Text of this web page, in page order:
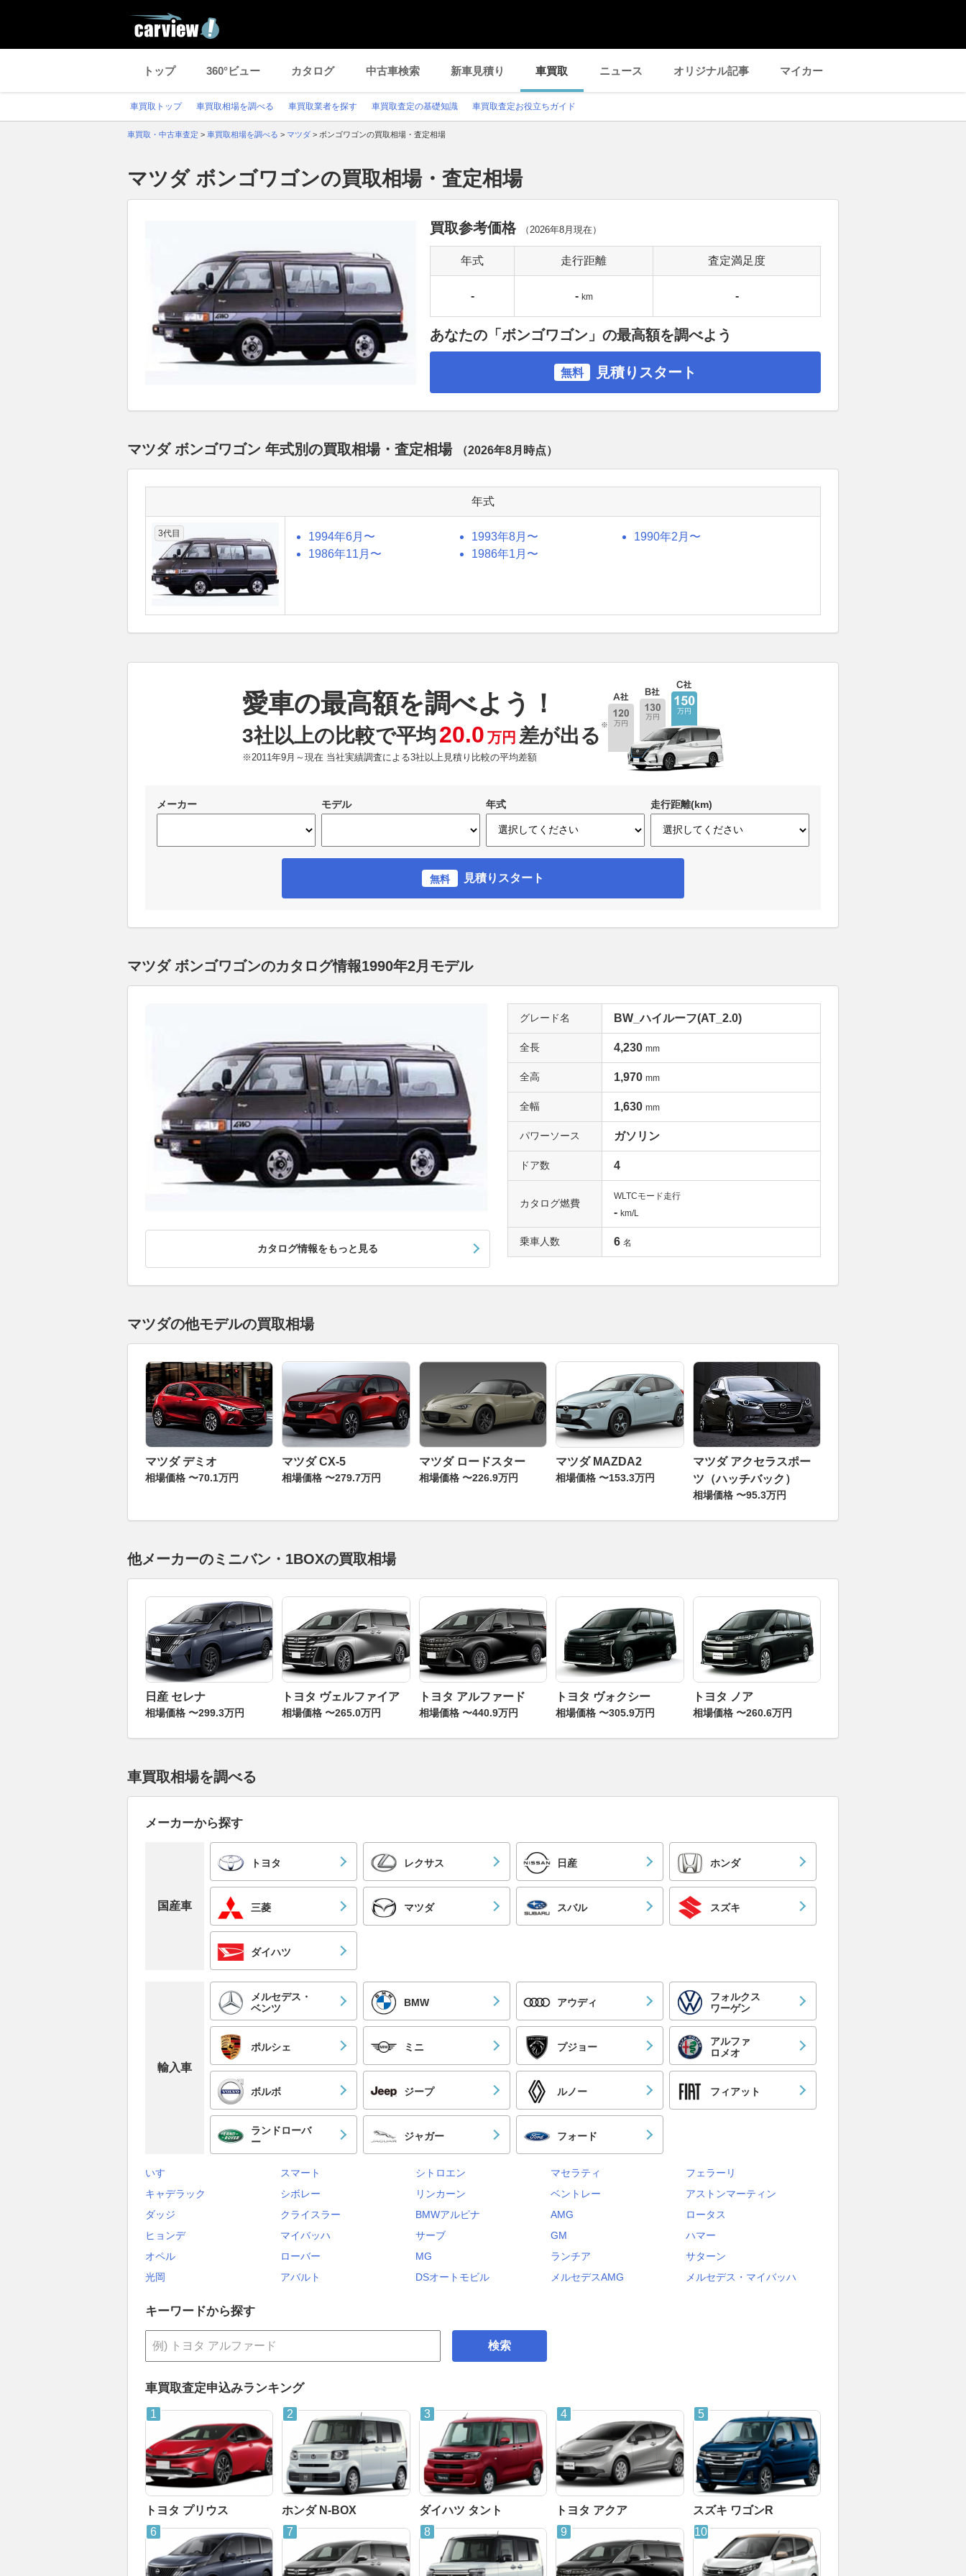
トップ 360°ビュー カタログ 中古車検索 新車見積り 車買取 ニュース オリジナル記事 マイカー
車買取トップ 車買取相場を調べる 車買取業者を探す 車買取査定の基礎知識 車買取査定お役立ちガイド
車買取・中古車査定 > 車買取相場を調べる > マツダ > ボンゴワゴンの買取相場・査定相場
マツダ ボンゴワゴンの買取相場・査定相場
買取参考価格 （2026年8月 現在）
年式 走行距離 査定満足度
- - km -
あなたの「ボンゴワゴン」の最高額を調べよう
無料 見積りスタート
マツダ ボンゴワゴン 年式別の買取相場・査定相場 （2026年8月 時点）
年式
3代目 1994年6月〜 1993年8月〜
1990年2月〜
1986年11月〜
1986年1月〜
愛車の最高額を調べよう！
3社以上の比較で平均20.0 万円 差が出る ※
※2011年9月～現在 当社実績調査による3社以上見積り比較の平均差額
メーカー モデル 年式 走行距離(km)
無料 見積りスタート
マツダ ボンゴワゴンのカタログ情報1990年2月モデル
カタログ情報をもっと見る
グレード名 BW_ハイルーフ(AT_2.0)
全長 4,230 mm
全高 1,970 mm
全幅 1,630 mm
パワーソース ガソリン
ドア数 4
カタログ燃費
WLTCモード走行
- km/L
乗車人数 6 名
マツダの他モデルの買取相場
マツダ デミオ
相場価格 〜70.1万円
マツダ CX-5
相場価格 〜279.7万円
マツダ ロードスター
相場価格 〜226.9万円
マツダ MAZDA2
相場価格 〜153.3万円
マツダ アクセラスポー
ツ（ハッチバック）
相場価格 〜95.3万円
他メーカーのミニバン・1BOXの買取相場
日産 セレナ
相場価格 〜299.3万円
トヨタ ヴェルファイア
相場価格 〜265.0万円
トヨタ アルファード
相場価格 〜440.9万円
トヨタ ヴォクシー
相場価格 〜305.9万円
トヨタ ノア
相場価格 〜260.6万円
車買取相場を調べる
メーカーから探す
国産車
トヨタ レクサス 日産 ホンダ
三菱 マツダ スバル スズキ
ダイハツ
輸入車
メルセデス・
ベンツ
BMW アウディ
フォルクス
ワーゲン
ポルシェ ミニ プジョー
アルファ
ロメオ
ボルボ ジープ ルノー フィアット
ランドローバ
ー
ジャガー フォード
いすゞ スマート シトロエン マセラティ
フェラーリ
キャデラック
シボレー リンカーン ベントレー
アストンマーティン
ダッジ
クライスラー BMWアルピナ AMG
ロータス
ヒョンデ
マイバッハ サーブ GM
ハマー
オペル
ローバー MG ランチア
サターン
光岡
アバルト DSオートモビル メルセデスAMG メルセデス・マイバッハ
キーワードから探す
検索
車買取査定申込みランキング
トヨタ プリウス ホンダ N-BOX ダイハツ タント トヨタ アクア スズキ ワゴンR